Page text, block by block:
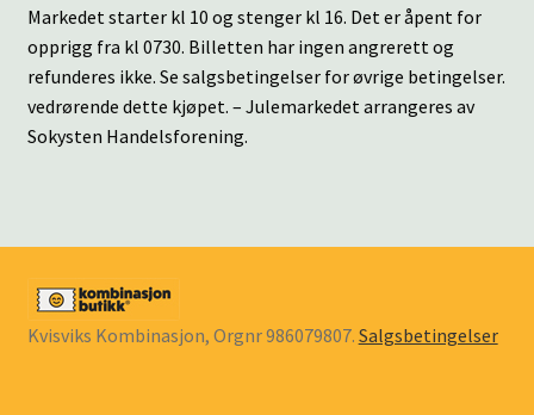
Markedet starter kl 10 og stenger kl 16. Det er åpent for
opprigg fra kl 0730. Billetten har ingen angrerett og
refunderes ikke. Se salgsbetingelser for øvrige betingelser.
vedrørende dette kjøpet. – Julemarkedet arrangeres av
Sokysten Handelsforening.
Kvisviks Kombinasjon, Orgnr 986079807. Salgsbetingelser